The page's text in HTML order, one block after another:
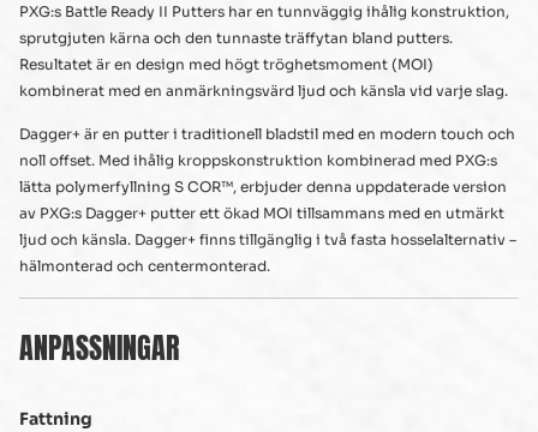
PXG:s Battle Ready II Putters har en tunnväggig ihålig konstruktion,
sprutgjuten kärna och den tunnaste träffytan bland putters.
Resultatet är en design med högt tröghetsmoment (MOI)
kombinerat med en anmärkningsvärd ljud och känsla vid varje slag.
Dagger+ är en putter i traditionell bladstil med en modern touch och
noll offset. Med ihålig kroppskonstruktion kombinerad med PXG:s
lätta polymerfyllning S COR™, erbjuder denna uppdaterade version
av PXG:s Dagger+ putter ett ökad MOI tillsammans med en utmärkt
ljud och känsla. Dagger+ finns tillgänglig i två fasta hosselalternativ –
hälmonterad och centermonterad.
ANPASSNINGAR
Fattning